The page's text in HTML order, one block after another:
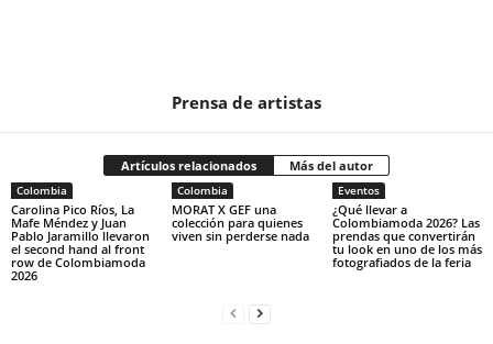
Prensa de artistas
Artículos relacionados Más del autor
Colombia
Carolina Pico Ríos, La
Mafe Méndez y Juan
Pablo Jaramillo llevaron
el second hand al front
row de Colombiamoda
2026
Colombia
MORAT X GEF una
colección para quienes
viven sin perderse nada
Eventos
¿Qué llevar a
Colombiamoda 2026? Las
prendas que convertirán
tu look en uno de los más
fotografiados de la feria